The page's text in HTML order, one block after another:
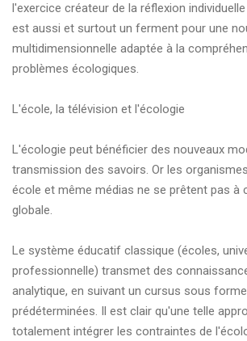
l'exercice créateur de la réflexion
est aussi et surtout un ferment pour une
multidimensionnelle adaptée à la
problèmes écologiques.
L'école, la télévision et l'écologie
L'écologie peut bénéficier des nouveaux
transmission des savoirs. Or les
école et même médias ne se prêtent pas à
globale.
Le système éducatif classique (écoles,
professionnelle) transmet des
analytique, en suivant un cursus sous
prédéterminées. Il est clair qu'une telle
totalement intégrer les contraintes de